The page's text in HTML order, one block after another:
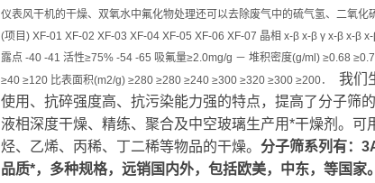
仪表风干机的干燥、双氧水中氟化物处理还可以去除废气中的硫气氢、二氧
(项目) XF-01 XF-02 XF-03 XF-04 XF-05 XF-06 XF-07 晶相 x-β x-β γ x-β x-β
露点 -40 -41 活性≥75% -54 -65 吸氟量≥2.0mg/g － 堆积密度(g/ml) ≥0.68
≥40 ≥120 比表面积(m2/g) ≥280 ≥280 ≥240 ≥300 ≥320 ≥300 ≥200．
我们
使用、抗碎强度高、抗污染能力强的特点，提高了分子筛
液相深度干燥、精练、聚合及中空玻璃生产用*干燥剂。
烃、乙烯、丙稀、丁二稀等物品的干燥。 分子筛系列有：
品质*，多种规格，远销国内外，包括欧美，中东，等国家